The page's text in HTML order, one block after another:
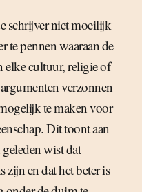
schrijver niet moeilijk
te pennen waaraan de
cultuur, religie of
verzonnen
te maken voor
Dit toont aan
wist dat
en dat het beter is